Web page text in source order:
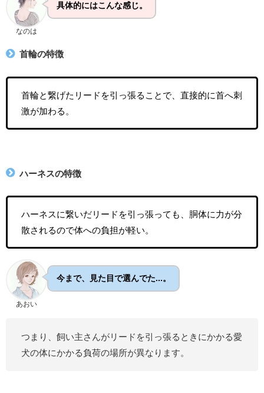
なのは
具体的にはこんな感じ。
首輪の特徴
首輪と繋げたリードを引っ張ることで、直接的に首へ刺
激が加わる。
ハーネスの特徴
ハーネスに繋いだリードを引っ張っても、胴体に力が分
散されるので体への負担が軽い。
あおい
今まで、見た目で選んでた...。
つまり、飼い主さんがリードを引っ張るときにかかる愛
犬の体にかかる負荷の場所が異なります。